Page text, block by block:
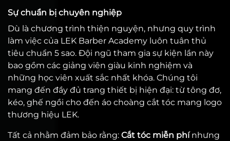
Sự chuẩn bị chuyên nghiệp
Dù là chương trình thiện nguyện, nhưng quy trình
làm việc của LEK Barber Academy luôn tuân thủ
tiêu chuẩn 5 sao. Đội ngũ tham gia sự kiện lần này
bao gồm các giảng viên giàu kinh nghiệm và
những học viên xuất sắc nhất khóa. Chúng tôi
mang đến đầy đủ trang thiết bị hiện đại: từ tông đơ,
kéo, ghế ngồi cho đến áo choàng cắt tóc mang logo
thương hiệu LEK.
Tất cả nhằm đảm bảo rằng: Cắt tóc miễn phínhưng